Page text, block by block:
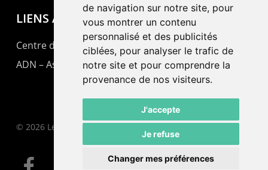
de navigation sur notre site, pour
vous montrer un contenu
personnalisé et des publicités
ciblées, pour analyser le trafic de
notre site et pour comprendre la
provenance de nos visiteurs.
J'accepte
Je refuse
Changer mes préférences
LIENS AMIS
Centre de culture ABC
ADN – Association Danse Neuchâtel
© 2026 Le Pommier.
facebook email